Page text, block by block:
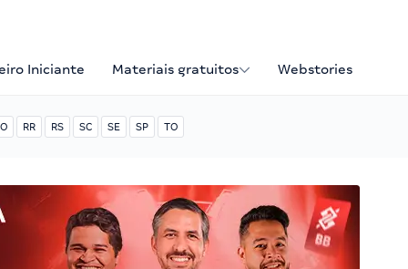
Iniciante Materiais gratuitos Webstories
RR RS SC SE SP TO